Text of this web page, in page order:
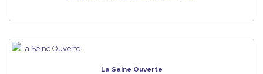
La Seine Ouverte